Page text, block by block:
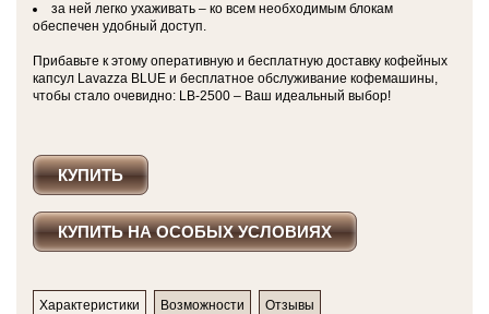
за ней легко ухаживать – ко всем необходимым блокам
обеспечен удобный доступ.
Прибавьте к этому оперативную и бесплатную доставку кофейных
капсул Lavazza BLUE и бесплатное обслуживание кофемашины,
чтобы стало очевидно: LB-2500 – Ваш идеальный выбор!
КУПИТЬ
КУПИТЬ НА ОСОБЫХ УСЛОВИЯХ
Характеристики Возможности Отзывы